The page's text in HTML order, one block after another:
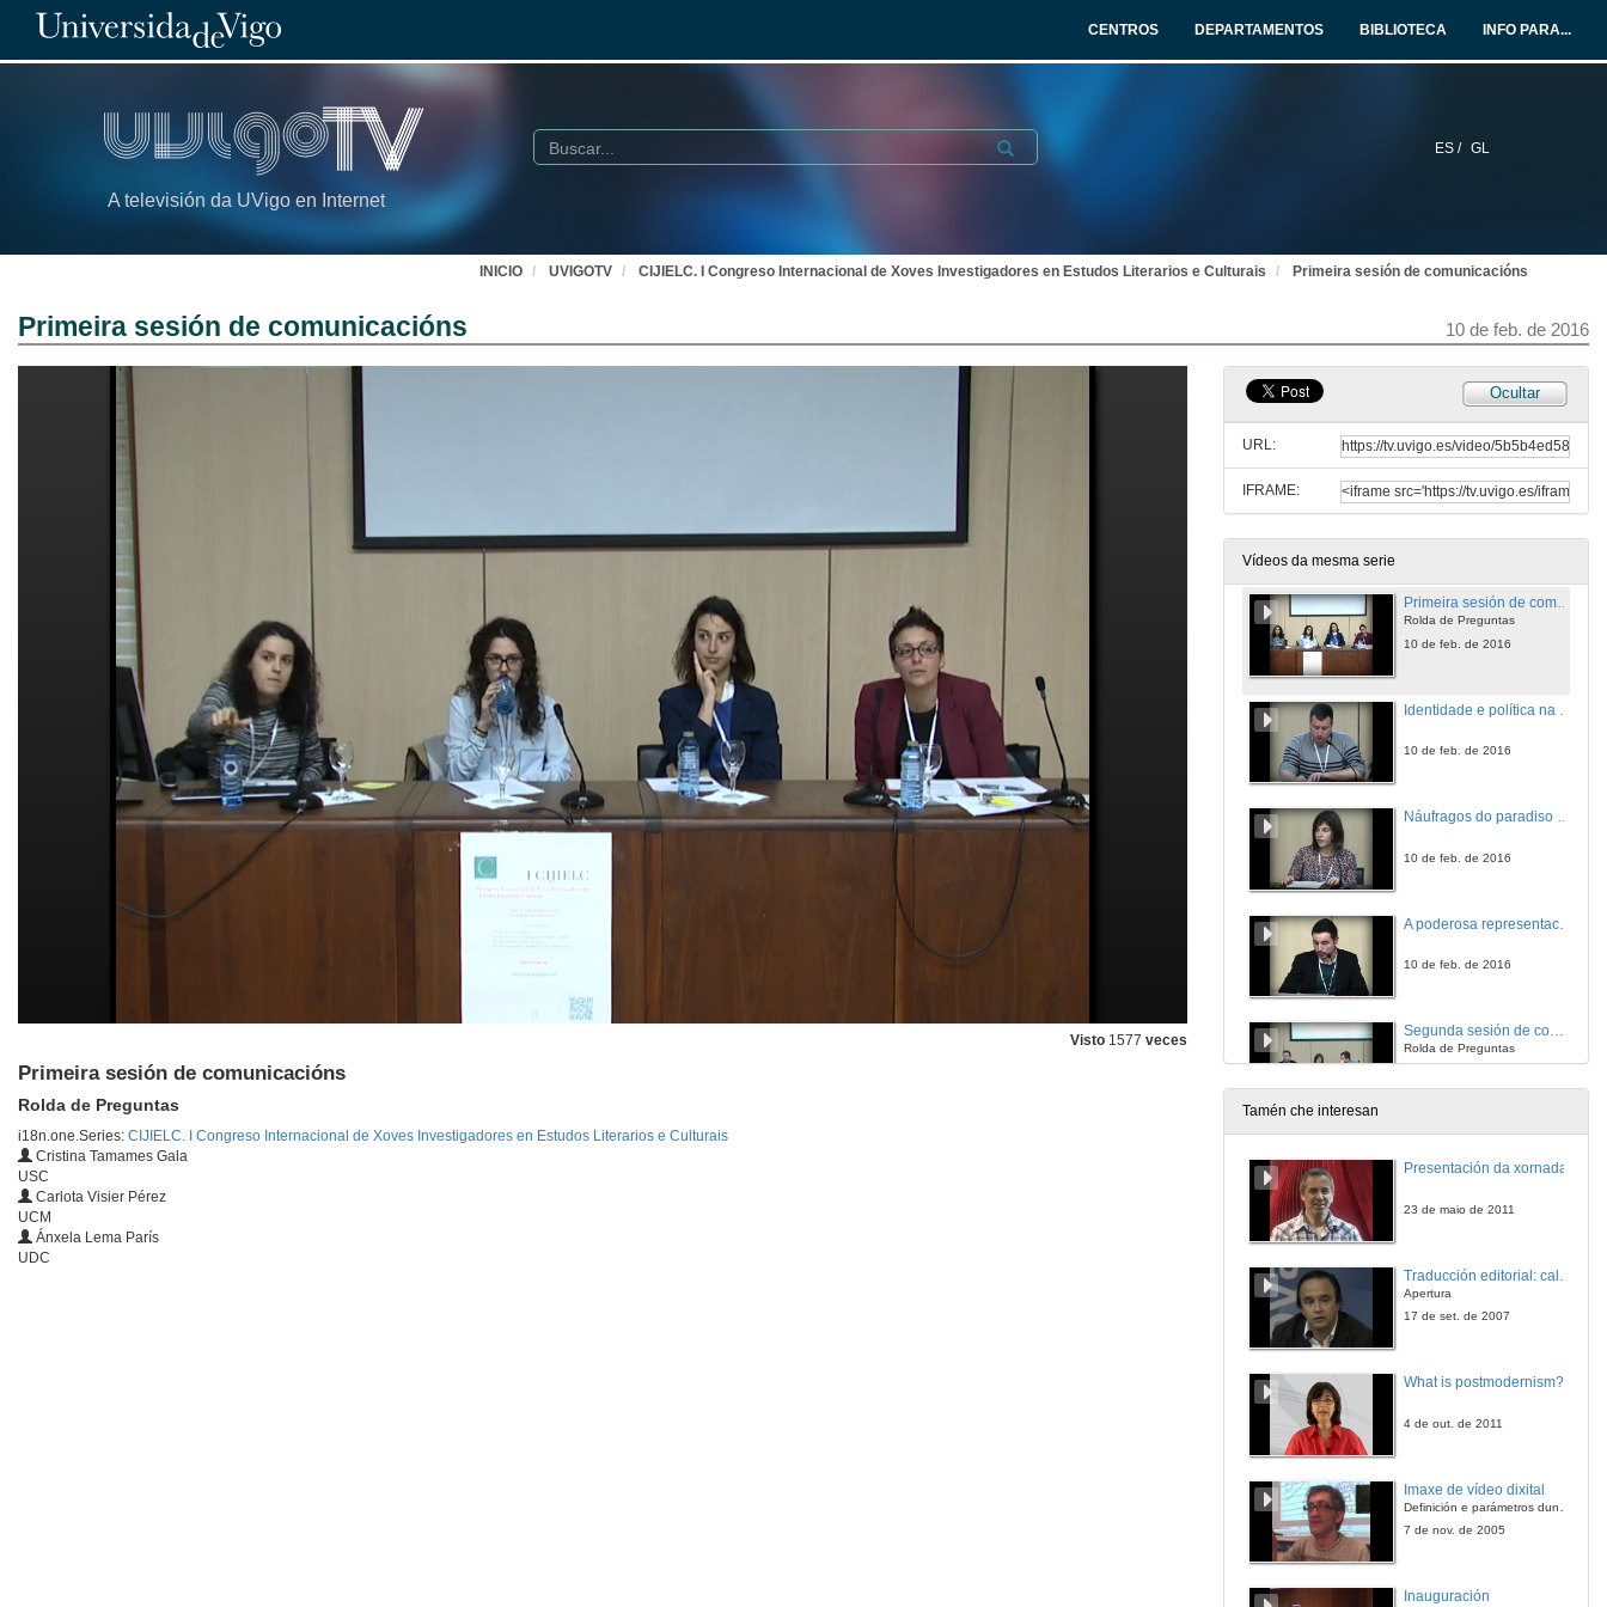
CENTROS DEPARTAMENTOS BIBLIOTECA INFO PARA...
A televisión da UVigo en Internet
ES / GL
Buscar Submit
INICIO UVIGOTV CIJIELC. I Congreso Internacional de Xoves Investigadores en Estudos Literarios e Culturais Primeira sesión de comunicacións
Primeira sesión de comunicacións 10 de feb. de 2016
Visto 1577 veces
Primeira sesión de comunicacións
Rolda de Preguntas
i18n.one.Series: CIJIELC. I Congreso Internacional de Xoves Investigadores en Estudos Literarios e Culturais
Cristina Tamames Gala
USC
Carlota Visier Pérez
UCM
Ánxela Lema París
UDC
Ocultar
URL:
IFRAME:
Vídeos da mesma serie
Literatura, indentidade, serendepia
10 de feb. de 2016
O corpo. Teratoloxía en literatura e cinema
Voz e corpo en Carnia Hakai de Elvira Ribeiro Tobía
Un posíbel caso de biografismo sexualizante
10 de feb. de 2016
Primeira sesión de comunicacións
Rolda de Preguntas
10 de feb. de 2016
10 de feb. de 2016
Náufragos do paradiso e a narrativa de Thomas Bernhard
10 de feb. de 2016
10 de feb. de 2016
Segunda sesión de comunicación
Rolda de Preguntas
Xogos infantís no mundo literario de Pérez Galdós
11 de feb. de 2016
11 de feb. de 2016
Tamén che interesan
Presentación da xornada
23 de maio de 2011
Apertura
17 de set. de 2007
What is postmodernism?
4 de out. de 2011
Imaxe de vídeo dixital
Definición e parámetros dunha imaxe dixital. Resolución e Aspecto. Profundidade da cor. Compresión. Frame por segundo. Entrelazado. Campos, cadros
7 de nov. de 2005
Inauguración